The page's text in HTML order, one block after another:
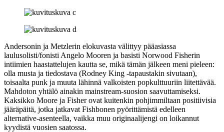
Andersonin ja Metzlerin elokuvasta välittyy pääasiassa
laulusolisti/fonisti Angelo Mooren ja basisti Norwood Fisherin
intiimien haastattelujen kautta se, mikä tämän jälkeen meni pieleen:
olla musta ja tiedostava (Rodney King ‑tapaustakin sivutaan),
toisaalta punk ja muuta lähinnä valkoisten popkulttuuriin liitettävää.
Mahdoton yhtälö ainakin mainstream-suosion saavuttamiseksi.
Kaksikko Moore ja Fisher ovat kuitenkin pohjimmiltaan positiivisia
jääräpäitä, jotka jatkavat Fishbonen pyörittämistä edelleen
alternative-asenteella, vaikka muu originaalijengi on loikannut
kyydistä vuosien saatossa.